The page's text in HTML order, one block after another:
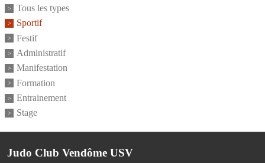
Tous les types
Sportif
Festif
Administratif
Manifestation
Formation
Entrainement
Stage
Judo Club Vendôme USV